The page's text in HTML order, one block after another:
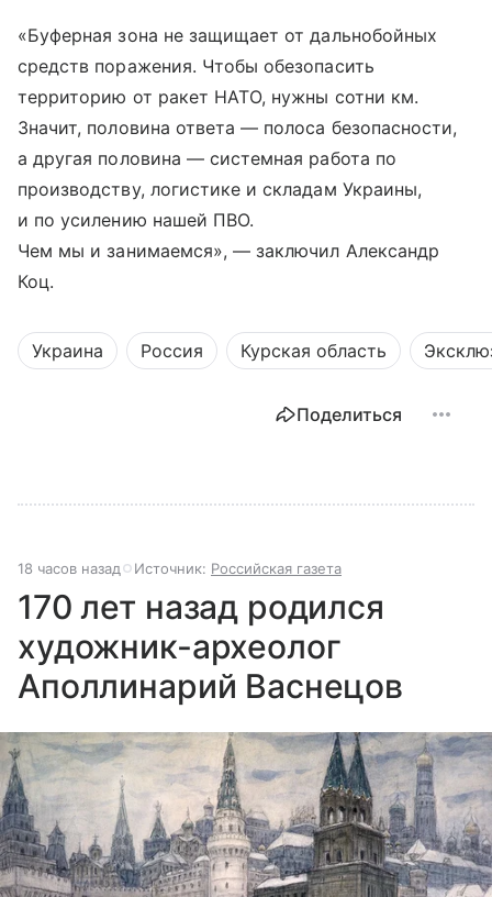
«Буферная зона не защищает от дальнобойных
средств поражения. Чтобы обезопасить
территорию от ракет НАТО, нужны сотни км.
Значит, половина ответа — полоса безопасности,
а другая половина — системная работа по
производству, логистике и складам Украины,
и по усилению нашей ПВО.
Чем мы и занимаемся», — заключил Александр
Коц.
Украина Россия Курская область
Поделиться
18 часов назад Источник: Российская газета
170 лет назад родился
художник-археолог
Аполлинарий Васнецов